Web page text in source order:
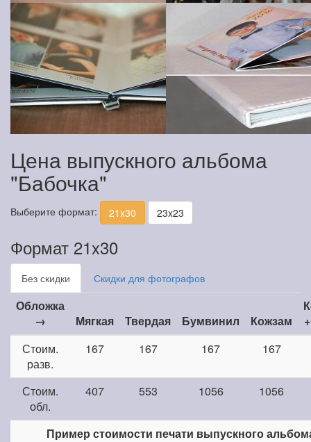
Цена выпускного альбома
"Бабочка"
Выберите формат: 21x30 23x23
Формат 21x30
Без скидки Скидки для фотографов
Обложка
→
Мягкая Твердая Бумвинил Кожзам
Стоим.
разв.
167 167 167 167
Стоим.
обл.
407 553 1056 1056
Пример стоимости печати выпускного